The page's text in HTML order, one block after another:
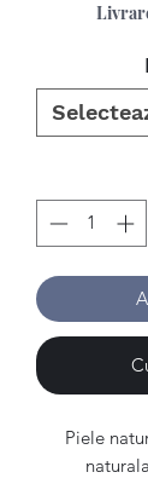
Piele